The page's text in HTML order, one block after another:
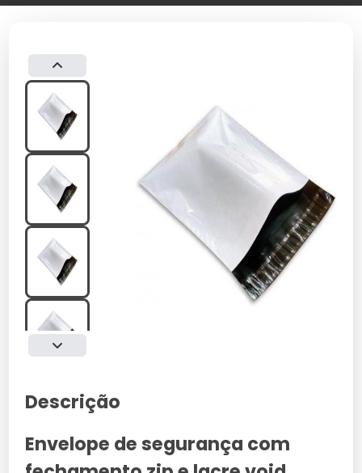
Descrição
Envelope de segurança com